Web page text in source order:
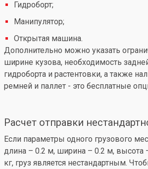
Гидроборт;
Манипулятор;
Открытая машина.
Дополнительно можно указать
ширине кузова, необходимость
гидроборта и растентовки, а также
ремней и паллет - это бесплатные
Расчет отправки
Если параметры одного грузового
длина – 0.2 м, ширина – 0.2 м, высота
кг, груз является нестандартным.